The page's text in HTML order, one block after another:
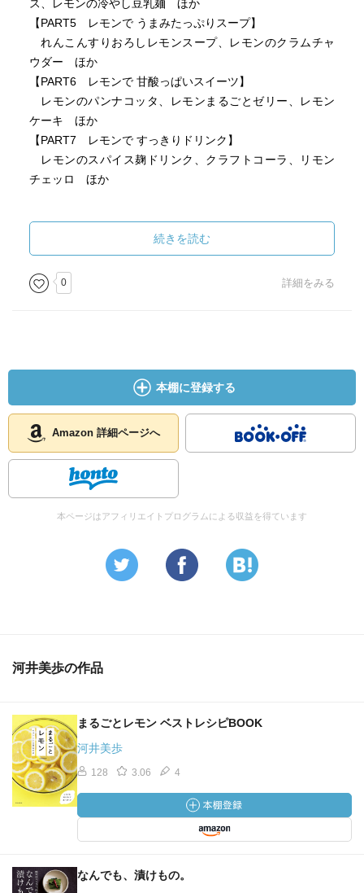
ス、レモンの冷やし豆乳麺 ほか
【PART5 レモンで うまみたっぷりスープ】
れんこんすりおろしレモンスープ、レモンのクラムチャ
ウダー ほか
【PART6 レモンで 甘酸っぱいスイーツ】
レモンのパンナコッタ、レモンまるごとゼリー、レモン
ケーキ ほか
【PART7 レモンで すっきりドリンク】
レモンのスパイス麹ドリンク、クラフトコーラ、リモン
チェッロ ほか
レモンの保存方法 冷蔵編続きを読む
0 詳細をみる
本棚に登録する
Amazon 詳細ページへ
本ページはアフィリエイトプログラムによる収益を得ています
河井美歩の作品
まるごとレモン ベストレシピBOOK
河井美歩
128 3.06 4
なんでも、漬けもの。